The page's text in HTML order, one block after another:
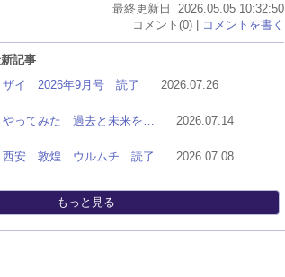
最終更新日 2026.05.05 10:32:50
コメント(0) |
コメントを書く
記事
ザイ 2026年9月号 読了
2026.07.26
やってみた 過去と未来を… 2026.07.14
西安 敦煌 ウルムチ 読了 2026.07.08
もっと見る